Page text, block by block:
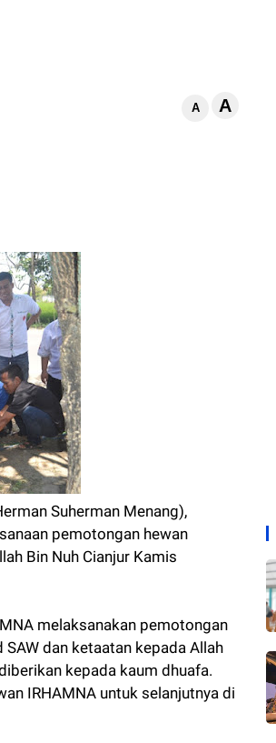
A A
Suherman Menang),
pemotongan hewan
Bin Nuh Cianjur Kamis
melaksanakan pemotongan
dan ketaatan kepada Allah
kepada kaum dhuafa.
IRHAMNA untuk selanjutnya di